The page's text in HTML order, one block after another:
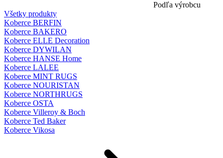
Podľa výrobcu
Všetky produkty
Koberce BERFIN
Koberce BAKERO
Koberce ELLE Decoration
Koberce DYWILAN
Koberce HANSE Home
Koberce LALEE
Koberce MINT RUGS
Koberce NOURISTAN
Koberce NORTHRUGS
Koberce OSTA
Koberce Villeroy & Boch
Koberce Ted Baker
Koberce Vikosa